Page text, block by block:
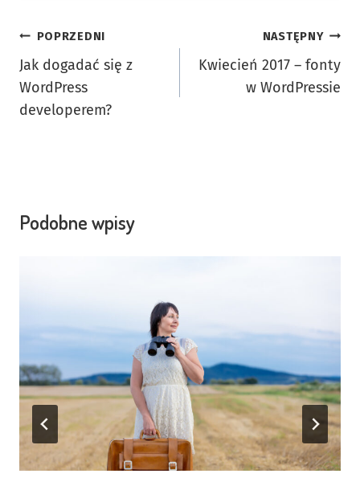
Nawigacja
wpisu
POPRZEDNI
Jak dogadać się z
WordPress
developerem?
NASTĘPNY
Kwiecień 2017 – fonty
w WordPressie
Podobne wpisy